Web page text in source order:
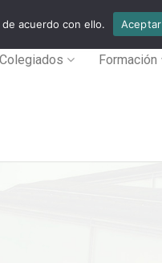
Colegiados Formación
acuerdo con ello. Aceptar